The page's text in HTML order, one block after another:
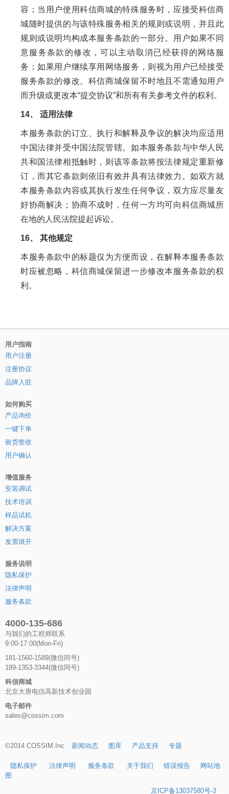
容；当用户使用科信商城的特殊服务时，应接受科信商
城随时提供的与该特殊服务相关的规则或说明，并且此
规则或说明均构成本服务条款的一部分。用户如果不同
意服务条款的修改，可以主动取消已经获得的网络服
务；如果用户继续享用网络服务，则视为用户已经接受
服务条款的修改。科信商城保留不时地且不需通知用户
而升级或更改本“提交协议”和所有有关参考文件的权利。
14、 适用法律
本服务条款的订立、执行和解释及争议的解决均应适用
中国法律并受中国法院管辖。如本服务条款与中华人民
共和国法律相抵触时，则该等条款将按法律规定重新修
订，而其它条款则依旧有效并具有法律效力。如双方就
本服务条款内容或其执行发生任何争议，双方应尽量友
好协商解决；协商不成时，任何一方均可向科信商城所
在地的人民法院提起诉讼。
16、 其他规定
本服务条款中的标题仅为方便而设，在解释本服务条款
时应被忽略，科信商城保留进一步修改本服务条款的权
利。
用户指南
用户注册
注册协议
品牌入驻
如何购买
产品询价
一键下单
验货签收
用户确认
增值服务
安装调试
技术培训
样品试机
解决方案
发票填开
服务说明
隐私保护
法律声明
服务条款
4000-135-686
与我们的工程师联系
9:00-17:00(Mon-Fri)
181-1560-1589(微信同号)
189-1353-3344(微信同号)
科信商城
北京大唐电信高新技术创业园
电子邮件
sales@cossim.com
©2014 COSSIM.Inc 新闻动态 图库 产品支持 专题
隐私保护 法律声明 服务条款 关于我们 错误报告
网站地
图
京ICP备13037580号-3